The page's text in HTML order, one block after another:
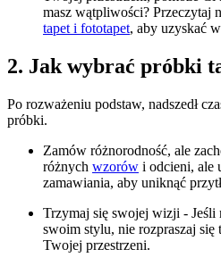
masz wątpliwości? Przeczytaj
tapet i fototapet, aby uzyskać
2. Jak wybrać próbki
Po rozważeniu podstaw, nadszedł
próbki.
Zamów różnorodność, ale
różnych wzorów i odcieni, ale
zamawiania, aby uniknąć
Trzymaj się swojej wizji - Jeśli
swoim stylu, nie rozpraszaj się
Twojej przestrzeni.